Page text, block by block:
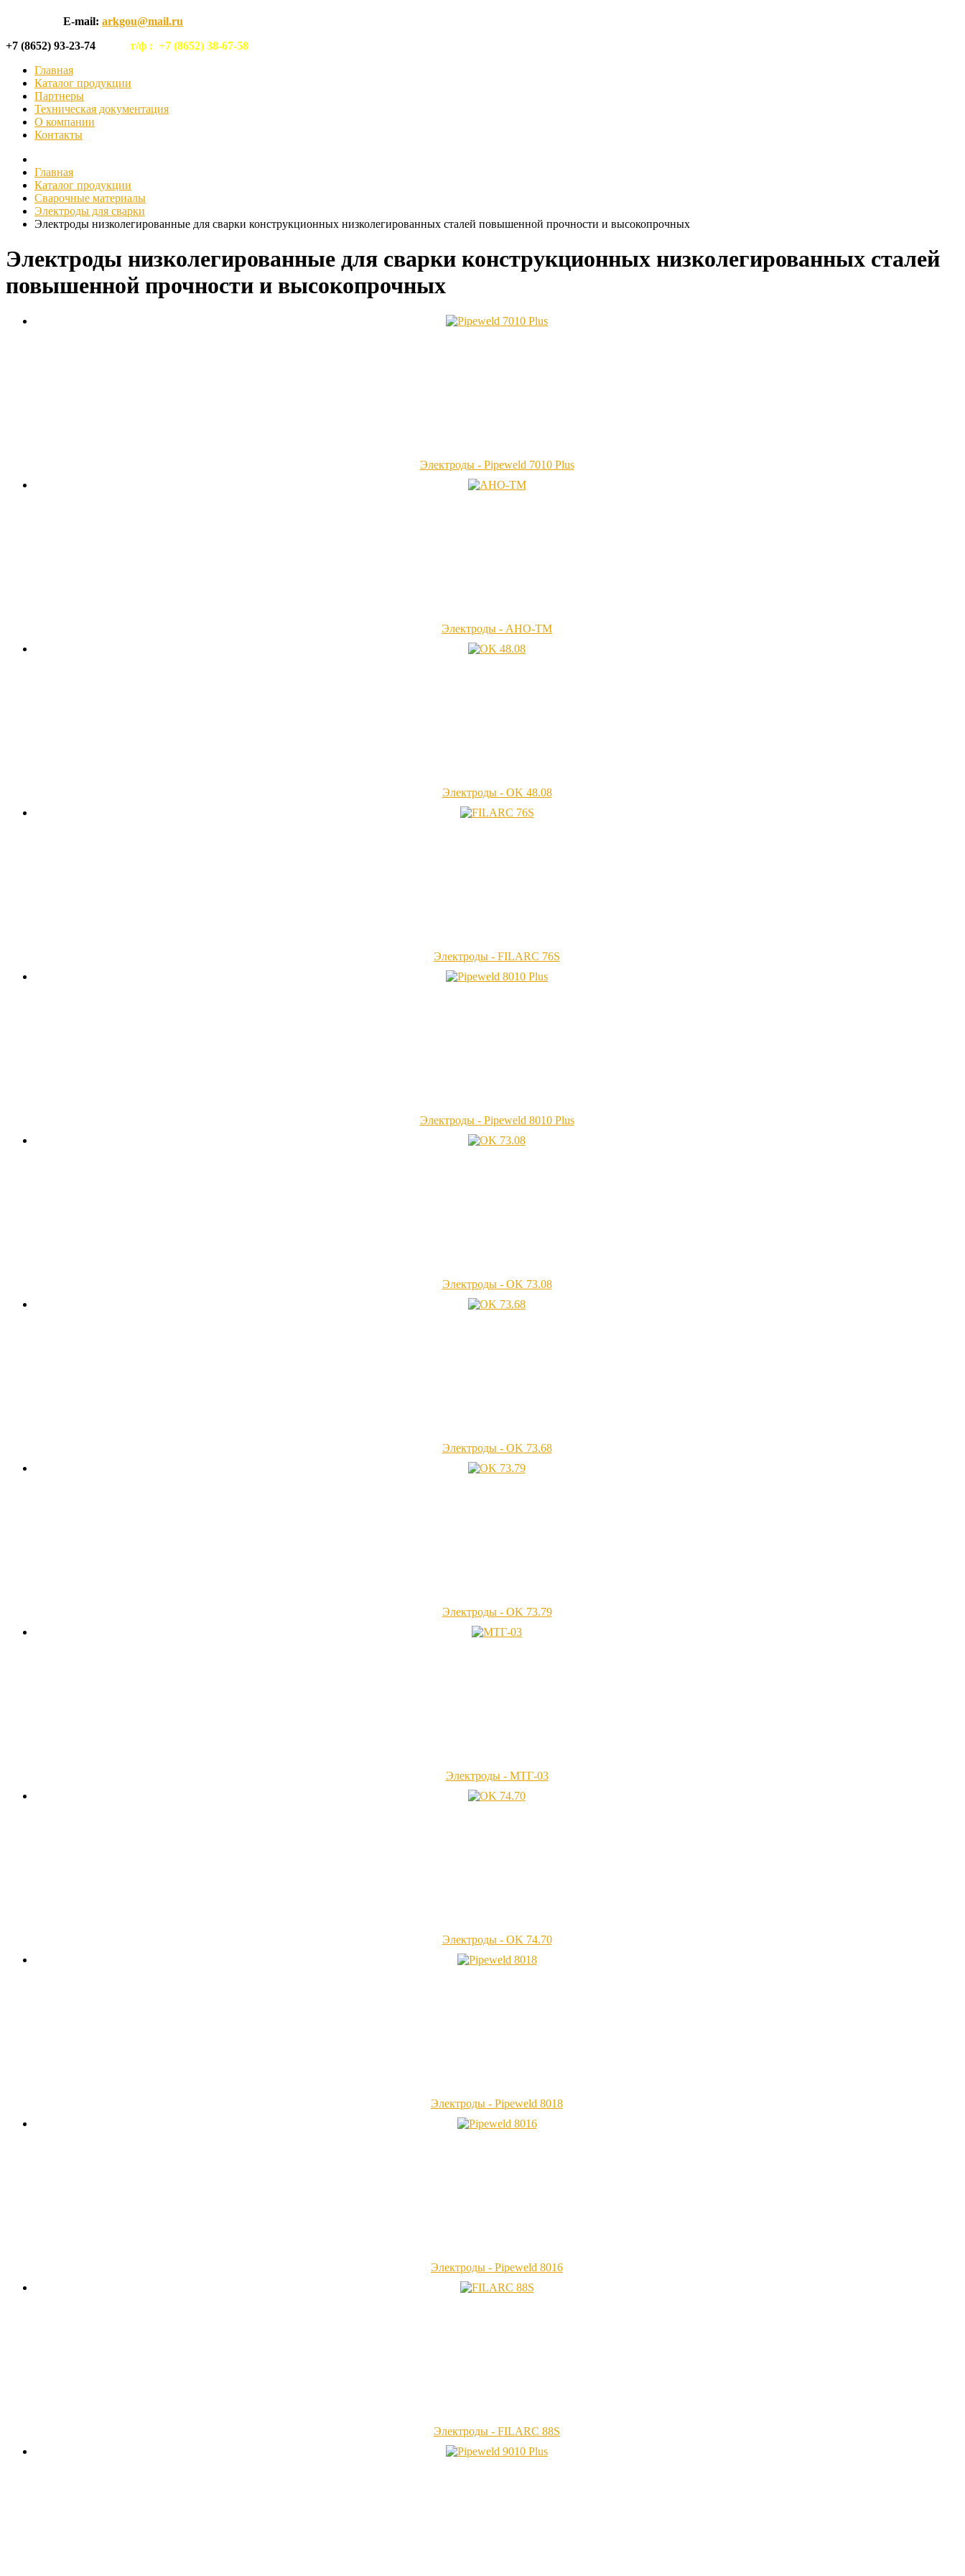
E-mail: arkgou@mail.ru
+7 (8652) 93-23-74 т/ф : +7 (8652) 38-67-58
Главная
Каталог продукции
Партнеры
Техническая документация
О компании
Контакты
Главная
Каталог продукции
Сварочные материалы
Электроды для сварки
Электроды низколегированные для сварки конструкционных низколегированных сталей повышенной прочности и высокопрочных
Электроды низколегированные для сварки конструкционных низколегированных сталей
повышенной прочности и высокопрочных
Электроды - Pipeweld 7010 Plus
Электроды - АНО-ТМ
Электроды - OK 48.08
Электроды - FILARC 76S
Электроды - Pipeweld 8010 Plus
Электроды - OK 73.08
Электроды - OK 73.68
Электроды - OK 73.79
Электроды - МТГ-03
Электроды - OK 74.70
Электроды - Pipeweld 8018
Электроды - Pipeweld 8016
Электроды - FILARC 88S